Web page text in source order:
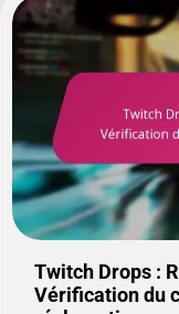
Twitch Drops :
Vérification du